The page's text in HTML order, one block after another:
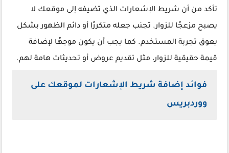
تأكد من أن شريط الإشعارات الذي تضيفه إلى موقعك لا
يصبح مزعجًا للزوار. تجنب جعله متكررًا أو دائم الظهور بشكل
يعوق تجربة المستخدم. كما يجب أن يكون موجهًا لإضافة
قيمة حقيقية للزوار، مثل تقديم عروض أو تحديثات هامة لهم.
فوائد إضافة شريط الإشعارات لموقعك على
ووردبريس